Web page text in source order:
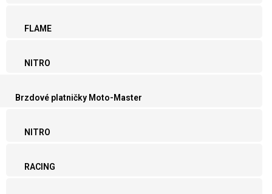
FLAME
NITRO
Brzdové platničky Moto-Master
NITRO
RACING